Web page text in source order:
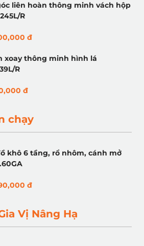
liên hoàn thông minh vách hộp
R
đ
xoay thông minh hình lá
R
đ
chạy
khô 6 tầng, rổ nhôm, cánh mở
đ
Vị Nâng Hạ